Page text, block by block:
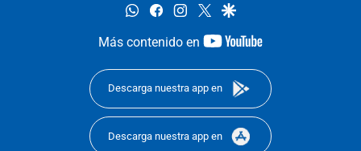
whatsappfacebookinstagram
twittergoogle
Más contenido en
youtube-
Descarga nuestra app en
Descarga nuestra app en